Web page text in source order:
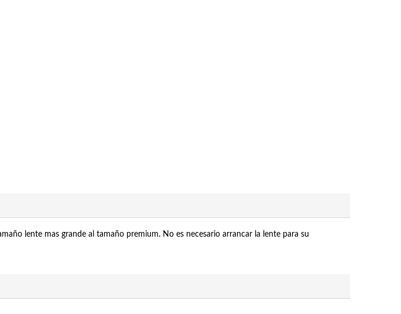
lente mas grande al tamaño premium. No es necesario arrancar la lente para su